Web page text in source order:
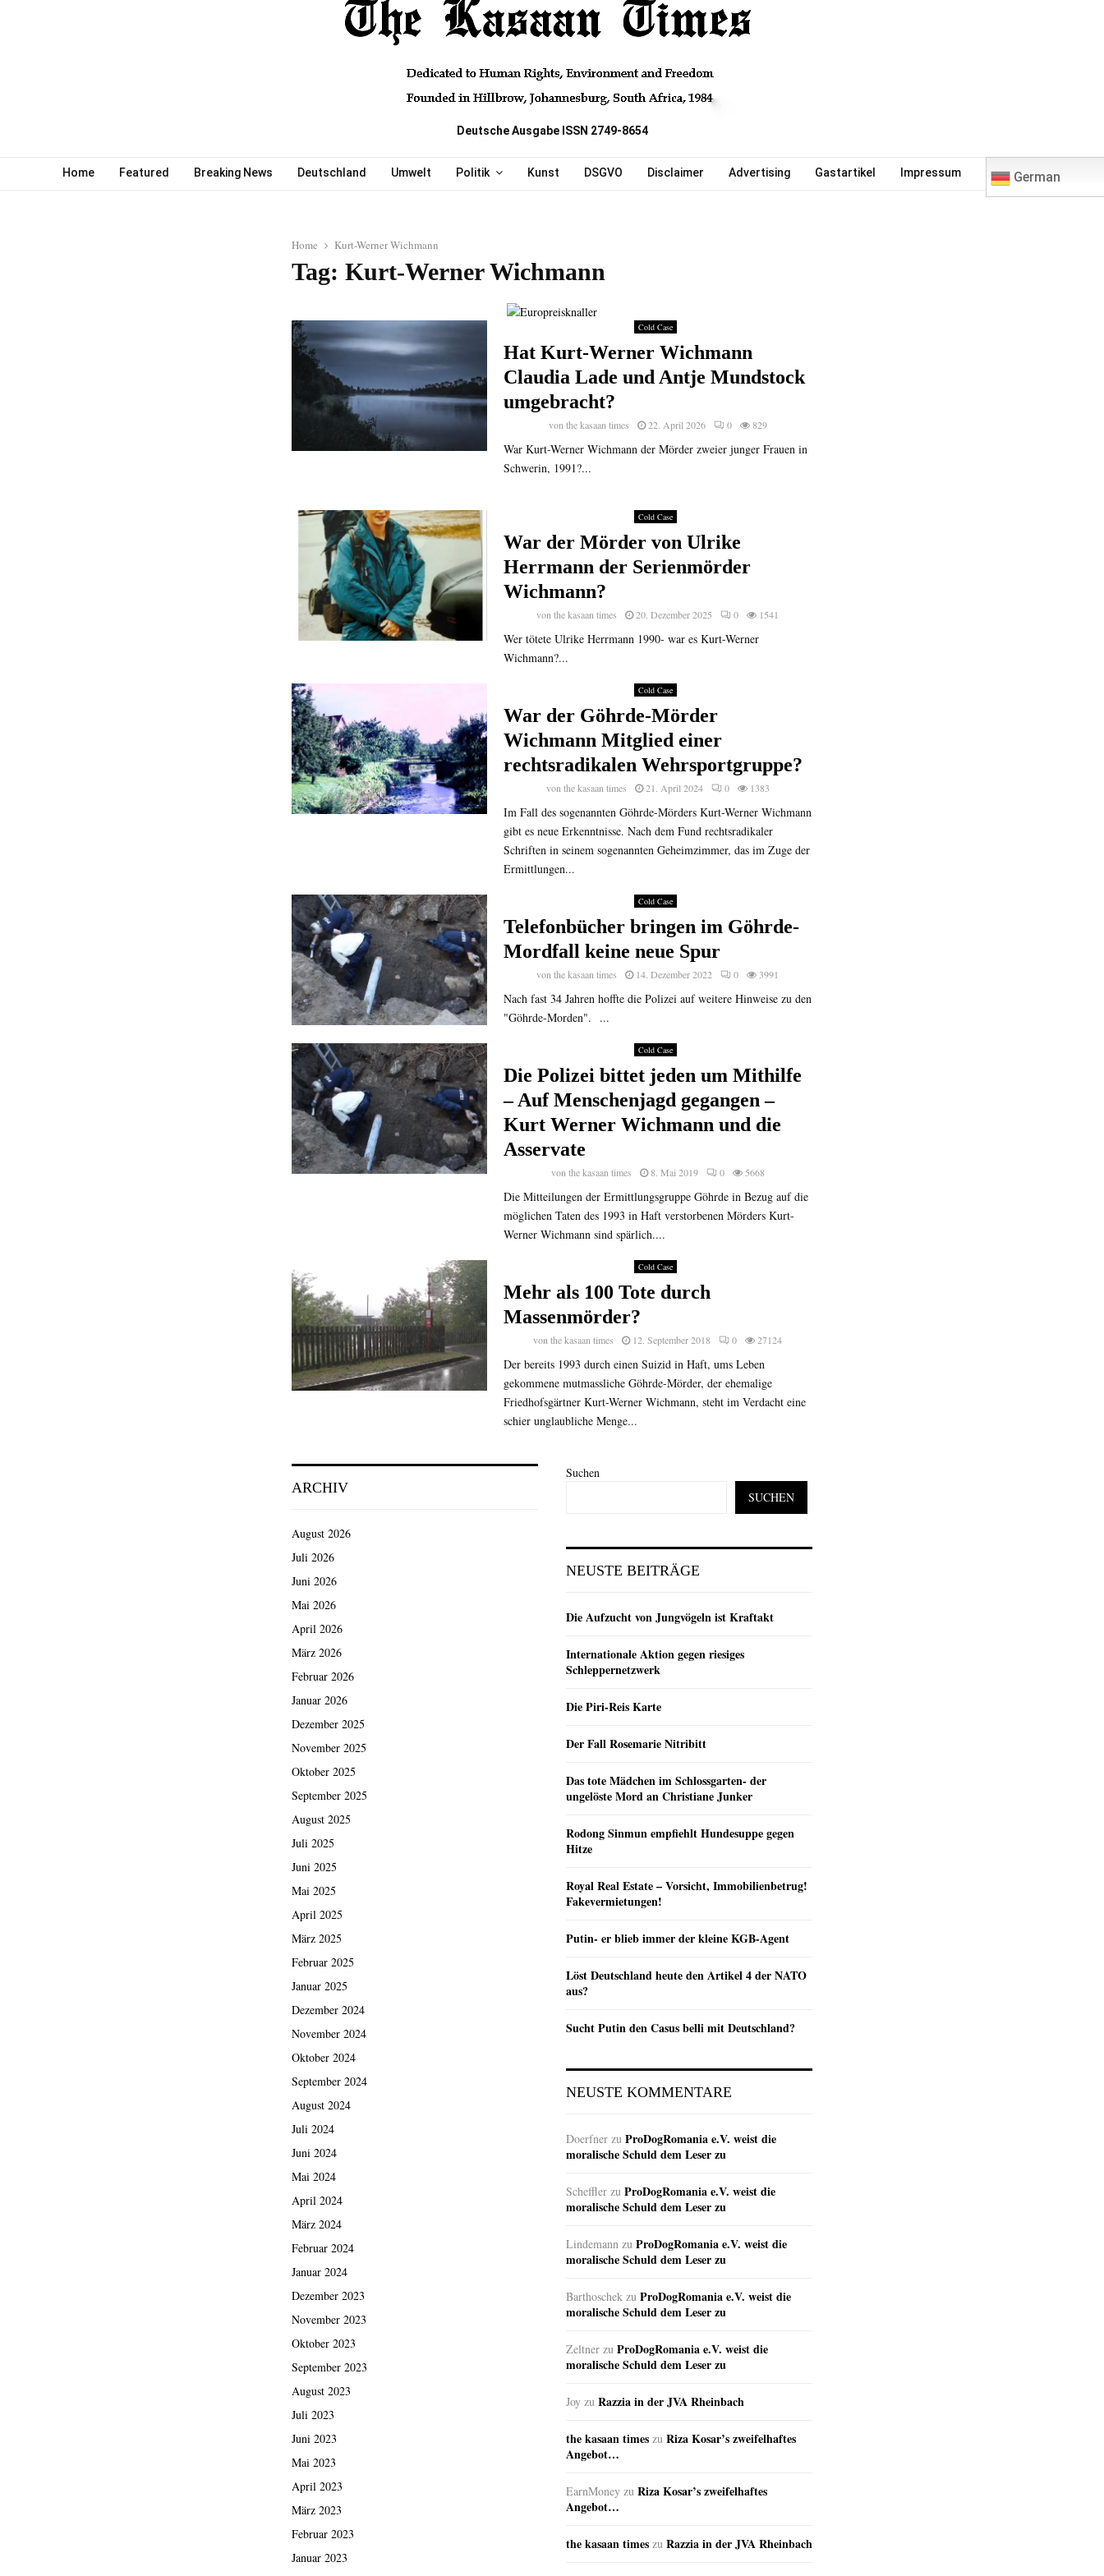
Deutsche Ausgabe ISSN 2749-8654
Home Featured Breaking News Deutschland Umwelt Politik Kunst DSGVO Disclaimer Advertising Gastartikel Impressum German
Home Kurt-Werner Wichmann
Tag: Kurt-Werner Wichmann
Cold Case
Hat Kurt-Werner Wichmann
Claudia Lade und Antje Mundstock
umgebracht?
vonthe kasaan times 22. April 2026 0 829
War Kurt-Werner Wichmann der Mörder zweier junger Frauen in
Schwerin, 1991?...
Cold Case
War der Mörder von Ulrike
Herrmann der Serienmörder
Wichmann?
vonthe kasaan times 20. Dezember 2025 0 1541
Wer tötete Ulrike Herrmann 1990- war es Kurt-Werner
Wichmann?...
Cold Case
War der Göhrde-Mörder
Wichmann Mitglied einer
rechtsradikalen Wehrsportgruppe?
vonthe kasaan times 21. April 2024 0 1383
Im Fall des sogenannten Göhrde-Mörders Kurt-Werner Wichmann
gibt es neue Erkenntnisse. Nach dem Fund rechtsradikaler
Schriften in seinem sogenannten Geheimzimmer, das im Zuge der
Ermittlungen...
Cold Case
Telefonbücher bringen im Göhrde-
Mordfall keine neue Spur
vonthe kasaan times 14. Dezember 2022 0 3991
Nach fast 34 Jahren hoffte die Polizei auf weitere Hinweise zu den
"Göhrde-Morden". ...
Cold Case
Die Polizei bittet jeden um Mithilfe
– Auf Menschenjagd gegangen –
Kurt Werner Wichmann und die
Asservate
vonthe kasaan times 8. Mai 2019 0 5668
Die Mitteilungen der Ermittlungsgruppe Göhrde in Bezug auf die
möglichen Taten des 1993 in Haft verstorbenen Mörders Kurt-
Werner Wichmann sind spärlich....
Cold Case
Mehr als 100 Tote durch
Massenmörder?
vonthe kasaan times 12. September 2018 0 27124
Der bereits 1993 durch einen Suizid in Haft, ums Leben
gekommene mutmassliche Göhrde-Mörder, der ehemalige
Friedhofsgärtner Kurt-Werner Wichmann, steht im Verdacht eine
schier unglaubliche Menge...
ARCHIV
August 2026
Juli 2026
Juni 2026
Mai 2026
April 2026
März 2026
Februar 2026
Januar 2026
Dezember 2025
November 2025
Oktober 2025
September 2025
August 2025
Juli 2025
Juni 2025
Mai 2025
April 2025
März 2025
Februar 2025
Januar 2025
Dezember 2024
November 2024
Oktober 2024
September 2024
August 2024
Juli 2024
Juni 2024
Mai 2024
April 2024
März 2024
Februar 2024
Januar 2024
Dezember 2023
November 2023
Oktober 2023
September 2023
August 2023
Juli 2023
Juni 2023
Mai 2023
April 2023
März 2023
Februar 2023
Januar 2023
Suchen
SUCHEN
NEUSTE BEITRÄGE
Die Aufzucht von Jungvögeln ist Kraftakt
Internationale Aktion gegen riesiges
Schleppernetzwerk
Die Piri-Reis Karte
Der Fall Rosemarie Nitribitt
Das tote Mädchen im Schlossgarten- der
ungelöste Mord an Christiane Junker
Rodong Sinmun empfiehlt Hundesuppe gegen
Hitze
Royal Real Estate – Vorsicht, Immobilienbetrug!
Fakevermietungen!
Putin- er blieb immer der kleine KGB-Agent
Löst Deutschland heute den Artikel 4 der NATO
aus?
Sucht Putin den Casus belli mit Deutschland?
NEUSTE KOMMENTARE
Doerfner zu ProDogRomania e.V. weist die
moralische Schuld dem Leser zu
Scheffler zu ProDogRomania e.V. weist die
moralische Schuld dem Leser zu
Lindemann zu ProDogRomania e.V. weist die
moralische Schuld dem Leser zu
Barthoschek zu ProDogRomania e.V. weist die
moralische Schuld dem Leser zu
Zeltner zu ProDogRomania e.V. weist die
moralische Schuld dem Leser zu
Joy zu Razzia in der JVA Rheinbach
the kasaan times zu Riza Kosar’s zweifelhaftes
Angebot…
EarnMoney zu Riza Kosar’s zweifelhaftes
Angebot…
the kasaan times zu Razzia in der JVA Rheinbach